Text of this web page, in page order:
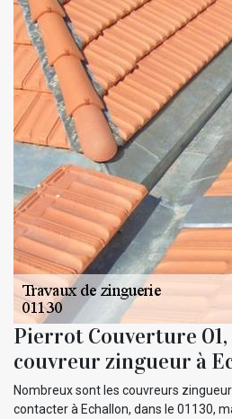
Pierrot Couverture
couvreur zingueur à
Nombreux sont les couvreurs
contacter à Echallon, dans le 01130,